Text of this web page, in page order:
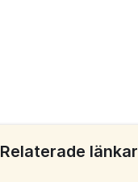
Relaterade länkar